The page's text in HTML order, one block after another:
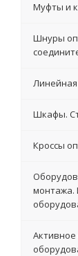
Муфты и
Шнуры
Шкафы.
Кроссы
монтажа.
Активное